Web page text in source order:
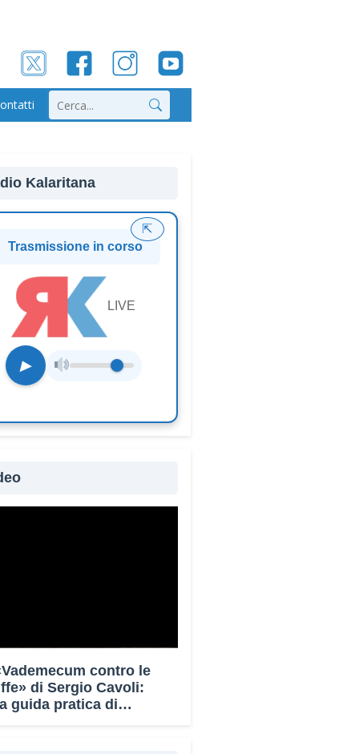
Cerca
Kalaritana
Trasmissione in corso
LIVE
▶
⇱
contro le
di Sergio Cavoli:
guida pratica di